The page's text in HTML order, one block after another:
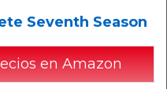
Seventh Season
en Amazon